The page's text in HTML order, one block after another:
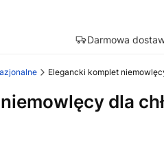
Darmowa
Elegancki komplet
dla